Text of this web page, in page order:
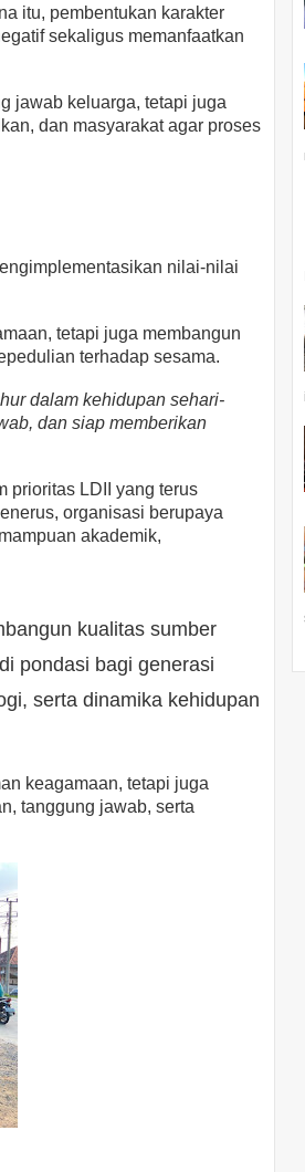
itu, pembentukan karakter
sekaligus memanfaatkan
jawab keluarga, tetapi juga
dan masyarakat agar proses
nilai-nilai
tetapi juga membangun
terhadap sesama.
dalam kehidupan sehari-
dan siap memberikan
prioritas LDII yang terus
organisasi berupaya
akademik,
kualitas sumber
pondasi bagi generasi
serta dinamika kehidupan
keagamaan, tetapi juga
tanggung jawab, serta